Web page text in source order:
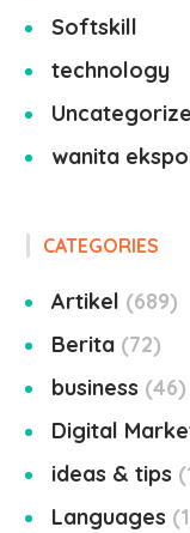
Softskill
technology
wanita
CATEGORIES
Artikel
689
Berita 72
business 46
Digital
ideas & tips
Languages
1